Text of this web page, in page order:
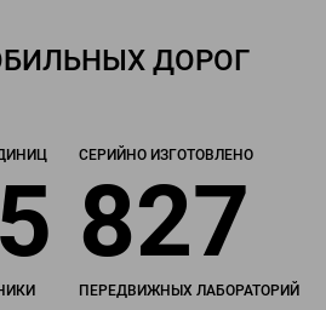
ДОРОГ
СЕРИЙНО ИЗГОТОВЛЕНО
827
ПЕРЕДВИЖНЫХ ЛАБОРАТОРИЙ